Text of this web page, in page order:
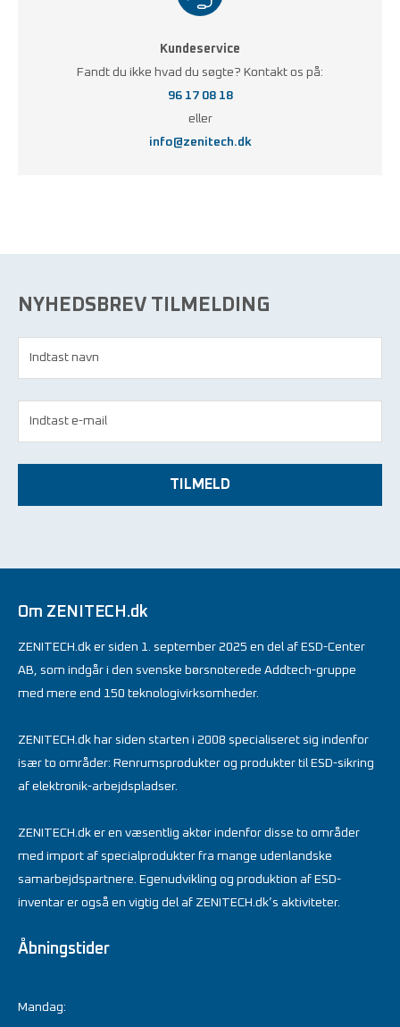
Kundeservice
Fandt du ikke hvad du søgte? Kontakt os på:
96 17 08 18
eller
info@zenitech.dk
NYHEDSBREV TILMELDING
TILMELD
Om ZENITECH.dk
ZENITECH.dk er siden 1. september 2025 en del af ESD-Center
AB, som indgår i den svenske børsnoterede Addtech-gruppe
med mere end 150 teknologivirksomheder.
ZENITECH.dk har siden starten i 2008 specialiseret sig indenfor
især to områder: Renrumsprodukter og produkter til ESD-sikring
af elektronik-arbejdspladser.
ZENITECH.dk er en væsentlig aktør indenfor disse to områder
med import af specialprodukter fra mange udenlandske
samarbejdspartnere. Egenudvikling og produktion af ESD-
inventar er også en vigtig del af ZENITECH.dk’s aktiviteter.
Åbningstider
Mandag: